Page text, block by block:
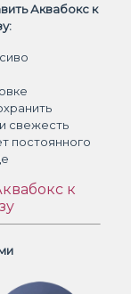
Аквабокс к
свежесть
постоянного
к